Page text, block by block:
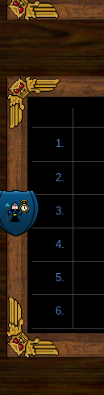
1.
2.
3.
4.
5.
6.